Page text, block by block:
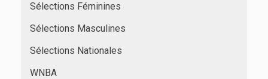
Sélections Féminines
Sélections Masculines
Sélections Nationales
WNBA